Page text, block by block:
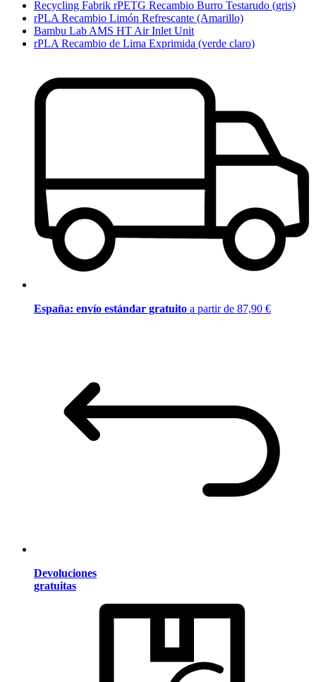
Recycling Fabrik rPETG Recambio Burro Testarudo (gris)
rPLA Recambio Limón Refrescante (Amarillo)
Bambu Lab AMS HT Air Inlet Unit
rPLA Recambio de Lima Exprimida (verde claro)
España: envío estándar gratuito a partir de 87,90 €
Devoluciones
gratuitas